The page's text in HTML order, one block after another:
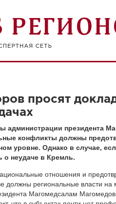
просят
администрации президента
конфликты должны
уровне. Однако в случае,
неудаче в Кремль.
отношения и
должны региональные власти на
Магомедсалам